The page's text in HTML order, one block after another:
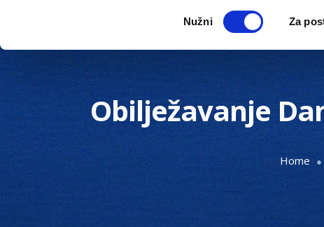
pristanka
Nužni Za
Obilježavanje
Home